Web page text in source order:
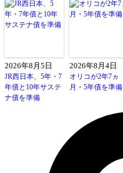
2026年8月5日
JR西日本、5年・7
年債と10年サステ
ナ債を準備
2026年8月4日
オリコが2年7ヵ
月・5年債を準備